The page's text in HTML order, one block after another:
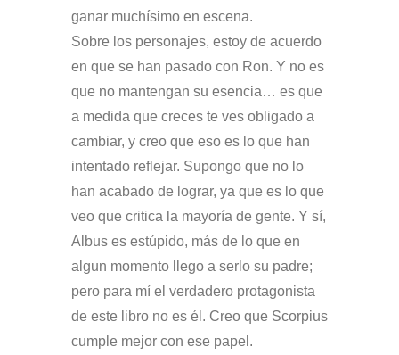
ganar muchísimo en escena.
Sobre los personajes, estoy de acuerdo
en que se han pasado con Ron. Y no es
que no mantengan su esencia… es que
a medida que creces te ves obligado a
cambiar, y creo que eso es lo que han
intentado reflejar. Supongo que no lo
han acabado de lograr, ya que es lo que
veo que critica la mayoría de gente. Y sí,
Albus es estúpido, más de lo que en
algun momento llego a serlo su padre;
pero para mí el verdadero protagonista
de este libro no es él. Creo que Scorpius
cumple mejor con ese papel.